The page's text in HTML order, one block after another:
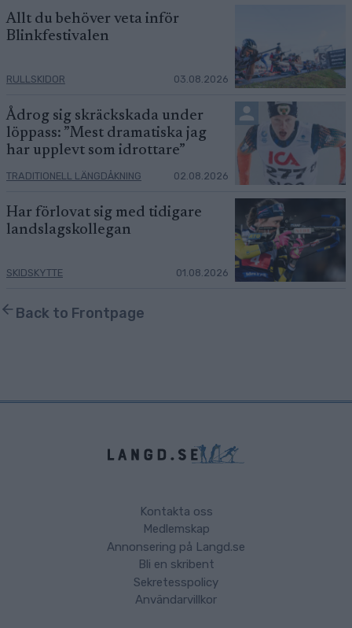
Allt du behöver veta inför
Blinkfestivalen
RULLSKIDOR 03.08.2026
Ådrog sig skräckskada under
löppass: ”Mest dramatiska jag
har upplevt som idrottare”
TRADITIONELL LÄNGDÅKNING 02.08.2026
Har förlovat sig med tidigare
landslagskollegan
SKIDSKYTTE 01.08.2026
Back to Frontpage
Kontakta oss
Medlemskap
Annonsering på Langd.se
Bli en skribent
Sekretesspolicy
Användarvillkor